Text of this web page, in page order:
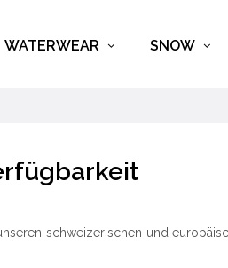
WATERWEAR SNOW
schweizerischen und